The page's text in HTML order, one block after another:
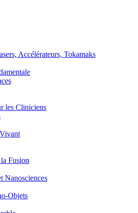
Accélérateurs, Tokamaks
les Cliniciens
Fusion
Objets